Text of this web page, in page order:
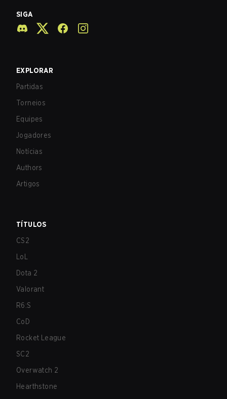
SIGA
EXPLORAR
Partidas
Torneios
Equipes
Jogadores
Notícias
Authors
Artigos
TÍTULOS
CS2
LoL
Dota 2
Valorant
R6:S
CoD
Rocket League
SC2
Overwatch 2
Hearthstone